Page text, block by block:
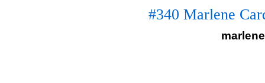
#340 Marlene